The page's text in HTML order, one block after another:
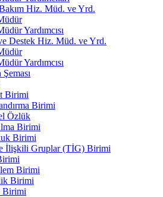
Hiz. Müd. ve Yrd.
Yardımcısı
Destek Hiz. Müd. ve Yrd.
Yardımcısı
Birimi
Birimi
Özlük
Birimi
Birimi
İlişkili Gruplar (TİG) Birimi
Birimi
Birimi
Birimi